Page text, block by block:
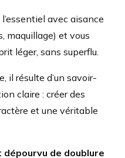
avec aisance
maquillage) et vous
léger, sans superflu.
il résulte d’un savoir-
claire : créer des
et une véritable
de doublure